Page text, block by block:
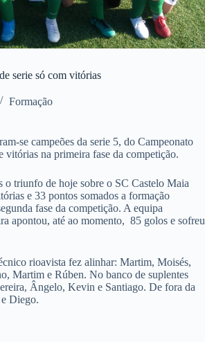
serie só com vitórias
Formação
se campeões da serie 5, do Campeonato
vitórias na primeira fase da competição.
o triunfo de hoje sobre o SC Castelo Maia
e 33 pontos somados a formação
fase da competição. A equipa
apontou, até ao momento, 85 golos e sofreu
rioavista fez alinhar: Martim, Moisés,
Martim e Rúben. No banco de suplentes
Ângelo, Kevin e Santiago. De fora da
Diego.